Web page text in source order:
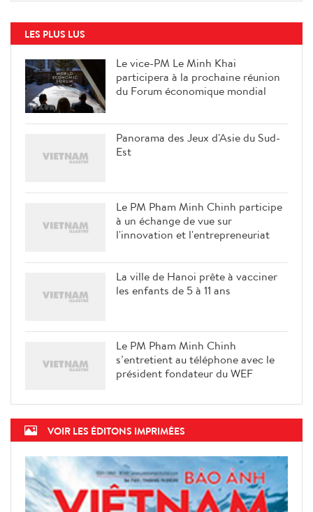
LES PLUS LUS
Le vice-PM Le Minh Khai
participera à la prochaine réunion
du Forum économique mondial
Panorama des Jeux d'Asie du Sud-
Est
Le PM Pham Minh Chinh participe
à un échange de vue sur
l'innovation et l'entrepreneuriat
La ville de Hanoi prête à vacciner
les enfants de 5 à 11 ans
Le PM Pham Minh Chinh
s’entretient au téléphone avec le
président fondateur du WEF
VOIR LES ÉDITONS IMPRIMÉES